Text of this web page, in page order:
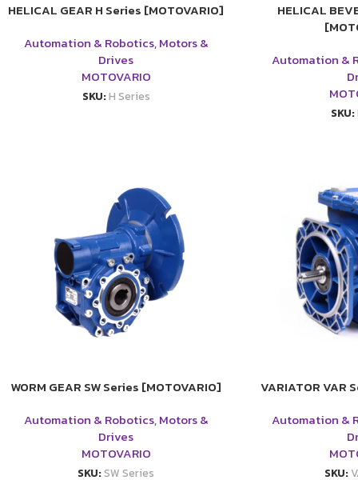
HELICAL GEAR H Series [MOTOVARIO]
Automation & Robotics,Motors &
Drives
MOTOVARIO
SKU:H Series
HELICAL
Automation &
SKU:
WORM GEAR SW Series [MOTOVARIO]
Automation & Robotics,Motors &
Drives
MOTOVARIO
SKU:SW Series
VARIATOR VAR
Automation &
SKU: